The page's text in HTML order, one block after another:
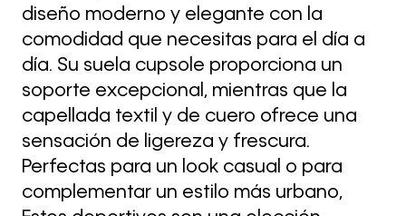
diseño moderno y elegante con la
comodidad que necesitas para el día a
día. Su suela cupsole proporciona un
soporte excepcional, mientras que la
capellada textil y de cuero ofrece una
sensación de ligereza y frescura.
Perfectas para un look casual o para
complementar un estilo más urbano,